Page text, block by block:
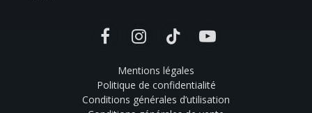
FacebookInstagramTikTok YouTube
Mentions légales
Politique de confidentialité
Conditions générales d’utilisation